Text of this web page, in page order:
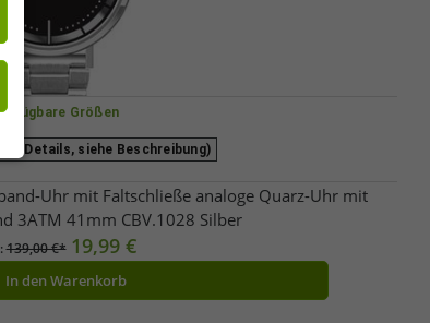
Größen
Details, siehe Beschreibung)
Uhr mit Faltschließe analoge Quarz-Uhr mit
3ATM 41mm CBV.1028 Silber
139,00 €* 19,99 €
In den Warenkorb